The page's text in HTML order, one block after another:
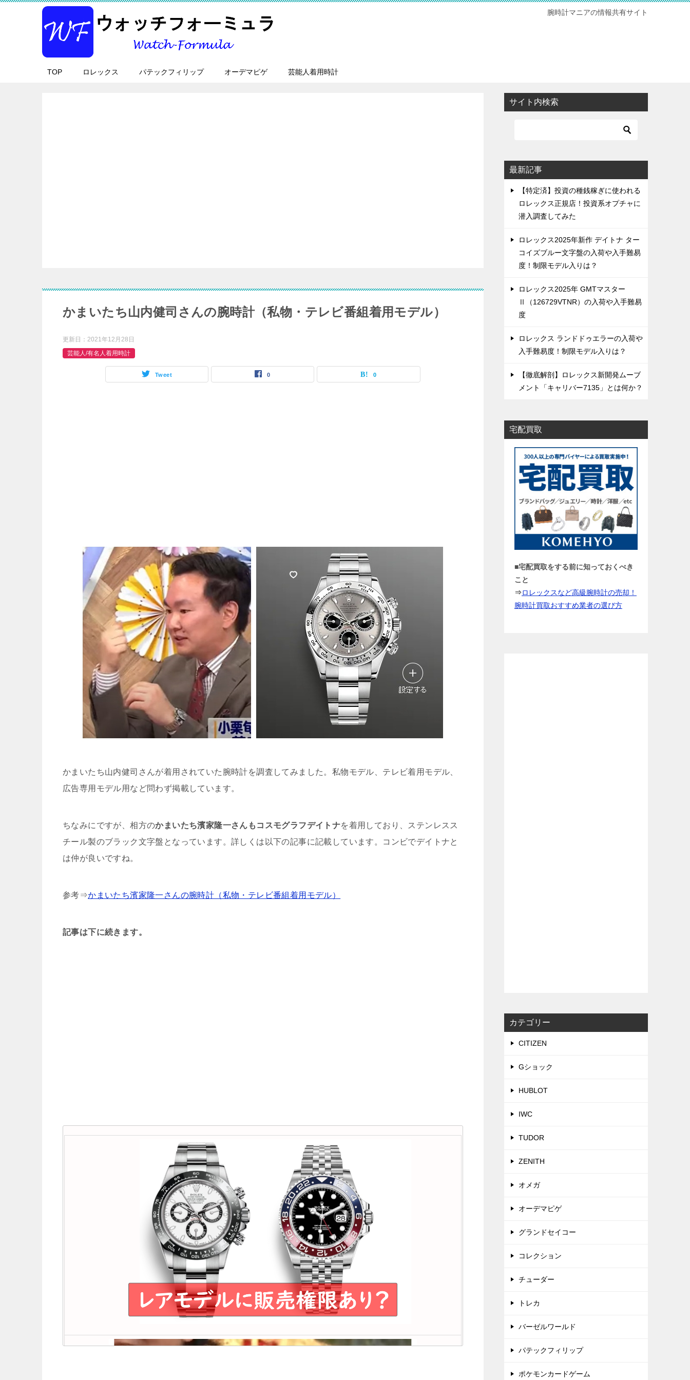
腕時計マニアの情報共有サイト
TOP ロレックス パテックフィリップ オーデマピゲ 芸能人着用時計
かまいたち山内健司さんの腕時計（私物・テレビ番組着用モデル）
更新日： 2021年12月28日
芸能人/有名人着用時計
Tweet 0 0
かまいたち山内健司さんが着用されていた腕時計を調査してみました。私物モデル、テレビ着用モデル、
広告専用モデル用など問わず掲載しています。
ちなみにですが、相方のかまいたち濱家隆一さんもコスモグラフデイトナを着用しており、ステンレスス
チール製のブラック文字盤となっています。詳しくは以下の記事に記載しています。コンビでデイトナと
は仲が良いですね。
参考⇒かまいたち濱家隆一さんの腕時計（私物・テレビ番組着用モデル）
記事は下に続きます。
サイト内検索
最新記事
【特定済】投資の種銭稼ぎに使われる
ロレックス正規店！投資系オプチャに
潜入調査してみた
ロレックス2025年新作 デイトナ ター
コイズブルー文字盤の入荷や入手難易
度！制限モデル入りは？
ロレックス2025年 GMTマスター
Ⅱ（126729VTNR）の入荷や入手難易
度
ロレックス ランドドゥエラーの入荷や
入手難易度！制限モデル入りは？
【徹底解剖】ロレックス新開発ムーブ
メント「キャリバー7135」とは何か？
宅配買取
■宅配買取をする前に知っておくべき
こと
⇒ロレックスなど高級腕時計の売却！
腕時計買取おすすめ業者の選び方
カテゴリー
CITIZEN
Gショック
HUBLOT
IWC
TUDOR
ZENITH
オメガ
オーデマピゲ
グランドセイコー
コレクション
チューダー
トレカ
バーゼルワールド
パテックフィリップ
ポケモンカードゲーム